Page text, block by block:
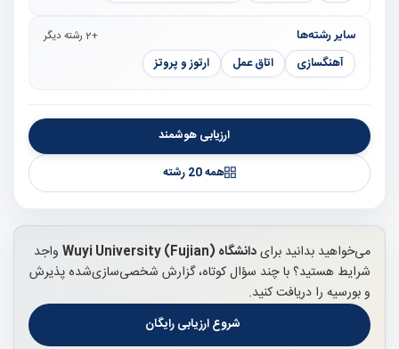
سایر رشته‌ها +2 رشته دیگر
آهنگسازی اتاق عمل ارتوز و پروتز
ارزیابی هوشمند
همه 20 رشته
می‌خواهید بدانید برایدانشگاه Wuyi University (Fujian)
واجد
شرایط هستید؟ با چند سؤال کوتاه، گزارش شخصی‌سازی‌شده پذیرش
و بورسیه را دریافت کنید.
شروع ارزیابی رایگان